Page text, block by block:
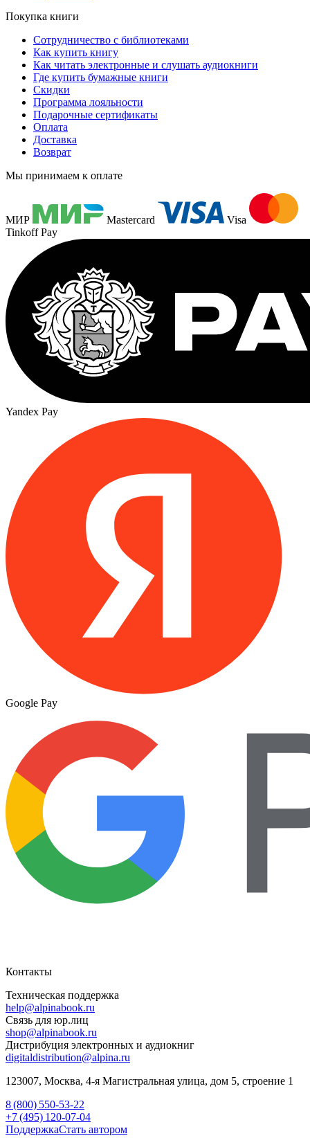
Покупка книги
Сотрудничество с библиотеками
Как купить книгу
Как читать электронные и слушать аудиокниги
Где купить бумажные книги
Скидки
Программа лояльности
Подарочные сертификаты
Оплата
Доставка
Возврат
Мы принимаем к оплате
МИР Mastercard
Visa
Tinkoff Pay
Yandex Pay
Google Pay
Контакты
Техническая поддержка
help@alpinabook.ru
Связь для юр.лиц
shop@alpinabook.ru
Дистрибуция электронных и аудиокниг
digitaldistribution@alpina.ru
123007, Москва, 4-я Магистральная улица, дом 5, строение 1
8 (800) 550-53-22
+7 (495) 120-07-04
ПоддержкаСтать автором